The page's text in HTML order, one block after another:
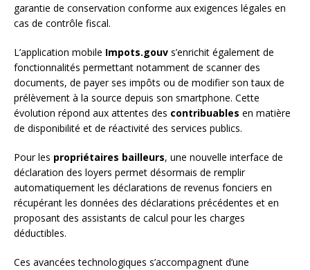
garantie de conservation conforme aux exigences légales en
cas de contrôle fiscal.
L’application mobile Impots.gouv s’enrichit également de
fonctionnalités permettant notamment de scanner des
documents, de payer ses impôts ou de modifier son taux de
prélèvement à la source depuis son smartphone. Cette
évolution répond aux attentes des contribuables en matière
de disponibilité et de réactivité des services publics.
Pour les propriétaires bailleurs, une nouvelle interface de
déclaration des loyers permet désormais de remplir
automatiquement les déclarations de revenus fonciers en
récupérant les données des déclarations précédentes et en
proposant des assistants de calcul pour les charges
déductibles.
Ces avancées technologiques s’accompagnent d’une